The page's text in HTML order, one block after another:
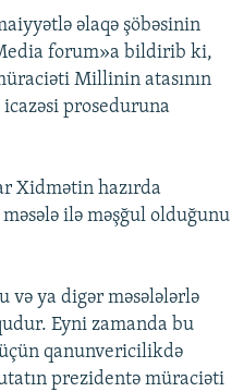
əlaqə şöbəsinin
forum»a bildirib ki,
Millinin atasının
proseduruna
Xidmətin hazırda
ilə məşğul olduğunu
və ya digər məsələlərlə
Eyni zamanda bu
qanunvericilikdə
prezidentə müraciəti